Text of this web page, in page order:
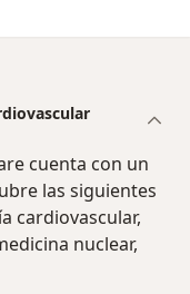
cuenta con un
las siguientes
cardiovascular,
nuclear,